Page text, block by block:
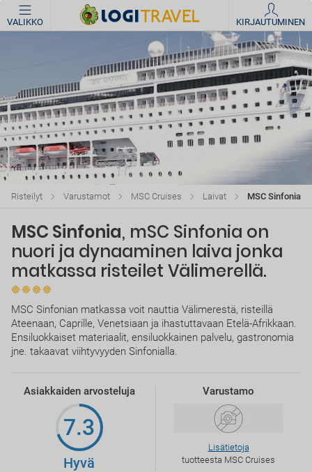
VALIKKO KIRJAUTUMINEN
MSC Sinfonia
Laivat
MSC Cruises
Varustamot
Risteilyt
MSC Sinfonia, mSC Sinfonia on
nuori ja dynaaminen laiva jonka
matkassa risteilet Välimerellä.
MSC Sinfonian matkassa voit nauttia Välimerestä, risteillä
Ateenaan, Caprille, Venetsiaan ja ihastuttavaan Etelä-Afrikkaan.
Ensiluokkaiset materiaalit, ensiluokkainen palvelu, gastronomia
jne. takaavat viihtyvyyden Sinfonialla.
Asiakkaiden arvosteluja
7.3
Hyvä
Varustamo
Lisätietoja
tuotteesta MSC Cruises